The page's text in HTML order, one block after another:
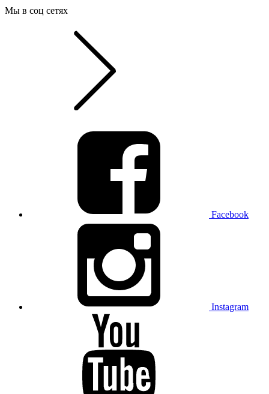
Мы в соц сетях
Facebook
Instagram